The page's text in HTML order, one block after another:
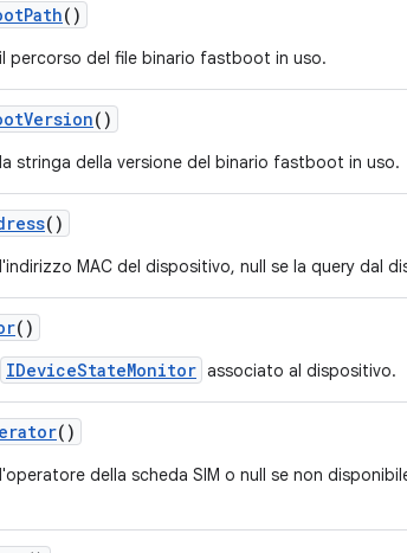
Path()
percorso del file binario fastboot in uso.
Version()
stringa della versione del binario fastboot in uso.
()
MAC del dispositivo, null se la query dal
()
IDeviceStateMonitor associato al dispositivo.
()
della scheda SIM o null se non